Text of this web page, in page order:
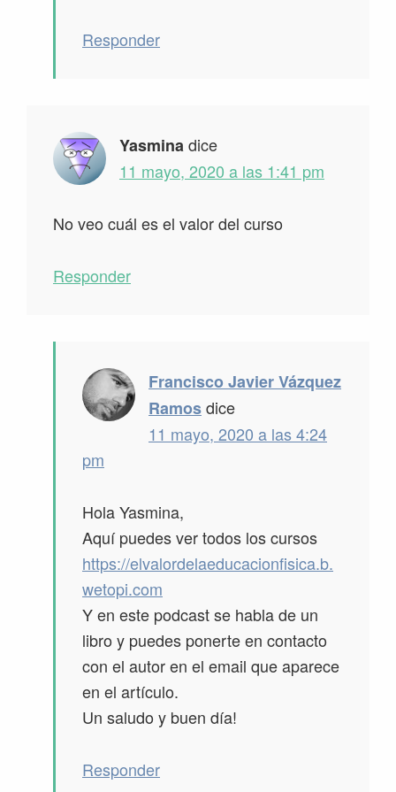
Responder
Yasminadice
11 mayo, 2020 a las 1:41 pm
No veo cuál es el valor del curso
Responder
Francisco Javier Vázquez
Ramosdice
11 mayo, 2020 a las 4:24
pm
Hola Yasmina,
Aquí puedes ver todos los cursos
https://elvalordelaeducacionfisica.b.
wetopi.com
Y en este podcast se habla de un
libro y puedes ponerte en contacto
con el autor en el email que aparece
en el artículo.
Un saludo y buen día!
Responder